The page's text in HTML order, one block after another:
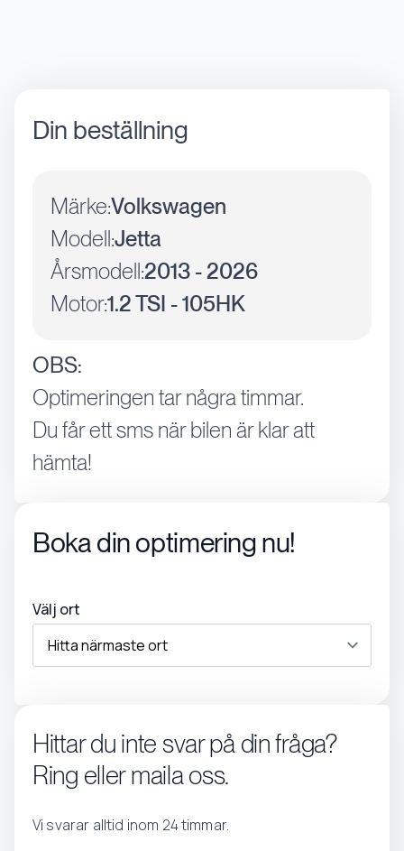
Din beställning
Märke:Volkswagen
Modell:Jetta
Årsmodell:2013 - 2026
Motor:1.2 TSI - 105HK
OBS:
Optimeringen tar några timmar.
Du får ett sms när bilen är klar att
hämta!
Boka din optimering nu!
Välj ort
Hittar du inte svar på din fråga?
Ring eller maila oss.
Vi svarar alltid inom 24 timmar.